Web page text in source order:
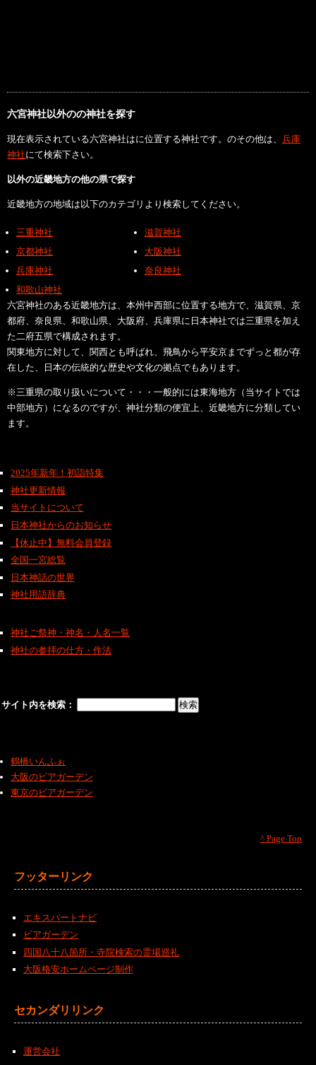
六宮神社以外のの神社を探す
現在表示されている六宮神社はに位置する神社です。のその他は、 兵庫
神社にて検索下さい。
以外の近畿地方の他の県で探す
近畿地方の地域は以下のカテゴリより検索してください。
三重神社
滋賀神社
京都神社
大阪神社
兵庫神社
奈良神社
和歌山神社
六宮神社のある近畿地方は、本州中西部に位置する地方で、滋賀県、京
都府、奈良県、和歌山県、大阪府、兵庫県に日本神社では三重県を加え
た二府五県で構成されます。
関東地方に対して、関西とも呼ばれ、飛鳥から平安京までずっと都が存
在した、日本の伝統的な歴史や文化の拠点でもあります。
※三重県の取り扱いについて・・・一般的には東海地方（当サイトでは
中部地方）になるのですが、神社分類の便宜上、近畿地方に分類してい
ます。
2025年新年！初詣特集
神社更新情報
当サイトについて
日本神社からのお知らせ
【休止中】無料会員登録
全国一宮総覧
日本神話の世界
神社用語辞典
神社ご祭神・神名・人名一覧
神社の参拝の仕方・作法
サイト内を検索：
鶴橋いんふぉ
大阪のビアガーデン
東京のビアガーデン
^ Page Top
フッターリンク
エキスパートナビ
ビアガーデン
四国八十八箇所・寺院検索の霊場巡礼
大阪格安ホームページ制作
セカンダリリンク
運営会社